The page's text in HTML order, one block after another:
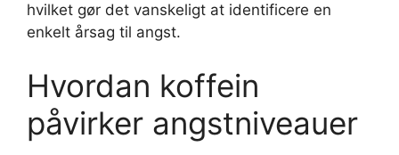
hvilket gør det vanskeligt at identificere en
enkelt årsag til angst.
Hvordan koffein
påvirker angstniveauer